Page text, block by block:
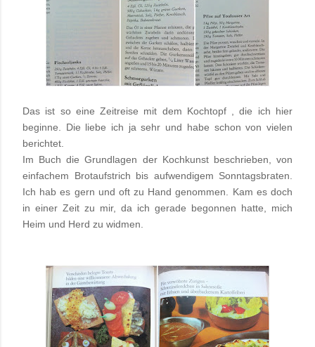
Das ist so eine Zeitreise mit dem Kochtopf , die ich hier
beginne. Die liebe ich ja sehr und habe schon von vielen
berichtet.
Im Buch die Grundlagen der Kochkunst beschrieben, von
einfachem Brotaufstrich bis aufwendigem Sonntagsbraten.
Ich hab es gern und oft zu Hand genommen. Kam es doch
in einer Zeit zu mir, da ich gerade begonnen hatte, mich
Heim und Herd zu widmen.